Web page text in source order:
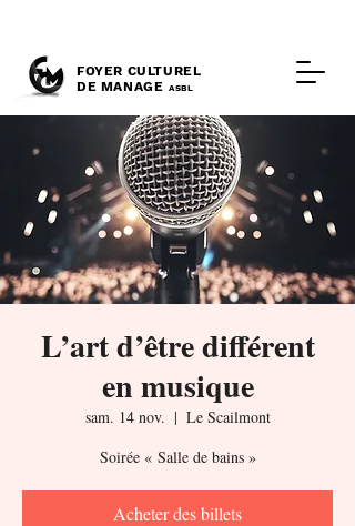
FOYER CULTUREL
DE MANAGE ASBL
L’art d’être différent
en musique
sam. 14 nov.
  |
Le Scailmont
Soirée « Salle de bains »
Acheter des billets